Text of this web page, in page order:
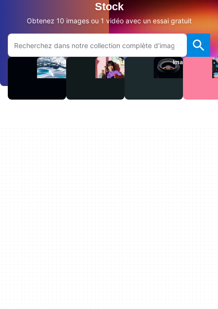
Stock
Obtenez 10 images ou 1 vidéo avec un essai gratuit
Rechercher sur le site Adobe.com
Vidéos Audio Images